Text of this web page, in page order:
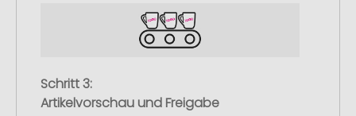
Schritt 3:
Artikelvorschau und Freigabe